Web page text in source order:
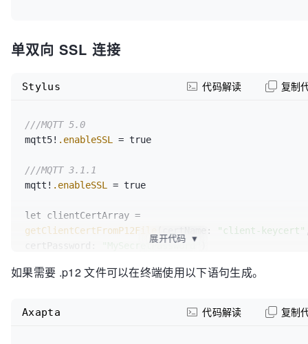
单双向 SSL 连接
///MQTT 5.0
mqtt5! .enableSSL = true
///MQTT 3.1.1
mqtt! .enableSSL = true
getClientCertFromP12File
(certName: "client-keycert"
certPassword:
"MySecretPassword"
sslSettings[kCFStreamSSLCertificates as String]
///MQTT 5.0
Stylus 代码解读 复制
展开代码 ▼
如果需要 .p12 文件可以在终端使用以下语句生成。
Axapta 代码解读 复制